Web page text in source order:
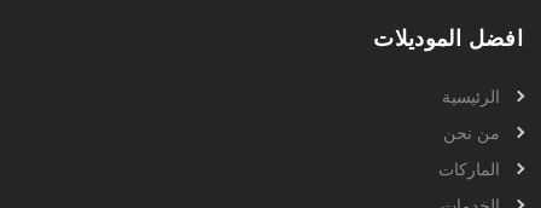
افضل الموديلات
الرئيسية
من نحن
الماركات